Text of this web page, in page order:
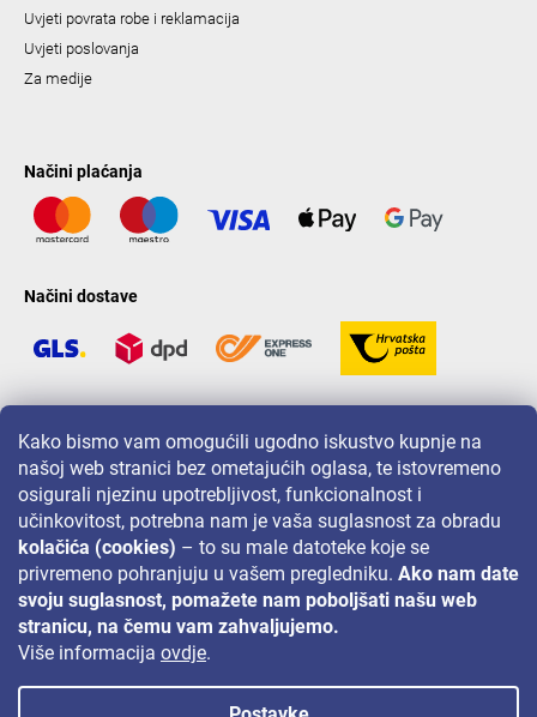
Kako bismo vam omogućili ugodno iskustvo kupnje na
našoj web stranici bez ometajućih oglasa, te istovremeno
osigurali njezinu upotrebljivost, funkcionalnost i
učinkovitost, potrebna nam je vaša suglasnost za obradu
kolačića (cookies) – to su male datoteke koje se
privremeno pohranjuju u vašem pregledniku. Ako nam date
svoju suglasnost, pomažete nam poboljšati našu web
stranicu, na čemu vam zahvaljujemo.
Više informacija ovdje.
Uvjeti povrata robe i reklamacija
Uvjeti poslovanja
Za medije
Načini plaćanja
Načini dostave
Za akcije, nagradne igre i popuste pratite nas na: